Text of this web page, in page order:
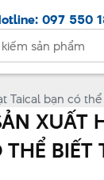
097 550
Taical bạn có
XUẤT
BIẾT